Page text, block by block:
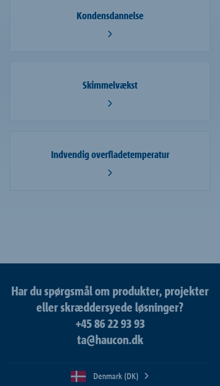
Kondensdannelse
Skimmelvækst
Indvendig overfladetemperatur
Har du spørgsmål om produkter, projekter
eller skræddersyede løsninger?
+45 86 22 93 93
ta@haucon.dk
Denmark (DK)